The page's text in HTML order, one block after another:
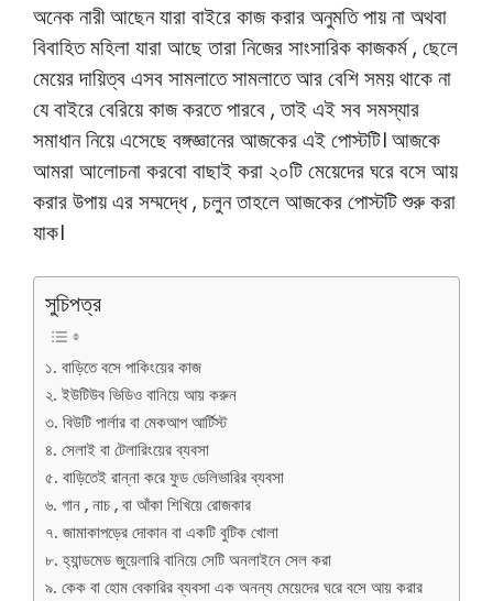
অনেক নারী আছেন যারা বাইরে কাজ করার অনুমতি পায় না অথবা
বিবাহিত মহিলা যারা আছে তারা নিজের সাংসারিক কাজকর্ম , ছেলে
মেয়ের দায়িত্ব এসব সামলাতে সামলাতে আর বেশি সময় থাকে না
যে বাইরে বেরিয়ে কাজ করতে পারবে , তাই এই সব সমস্যার
সমাধান নিয়ে এসেছে বঙ্গজ্ঞানের আজকের এই পোস্টটি। আজকে
আমরা আলোচনা করবো বাছাই করা ২০টি মেয়েদের ঘরে বসে আয়
করার উপায় এর সম্মদ্ধে , চলুন তাহলে আজকের পোস্টটি শুরু করা
যাক।
সুচিপত্র
১. বাড়িতে বসে পাকিংয়ের কাজ
২. ইউটিউব ভিডিও বানিয়ে আয় করুন
৩. বিউটি পার্লার বা মেকআপ আর্টিস্ট
৪. সেলাই বা টেলারিংয়ের ব্যবসা
৫. বাড়িতেই রান্না করে ফুড ডেলিভারির ব্যবসা
৬. গান , নাচ , বা আঁকা শিখিয়ে রোজকার
৭. জামাকাপড়ের দোকান বা একটি বুটিক খোলা
৮. হ্যান্ডমেড জুয়েলারি বানিয়ে সেটি অনলাইনে সেল করা
৯. কেক বা হোম বেকারির ব্যবসা এক অনন্য মেয়েদের ঘরে বসে আয় করার